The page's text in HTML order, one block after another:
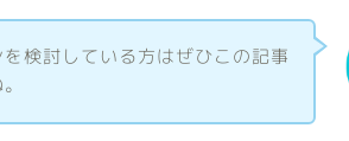
検討している方はぜひこの記事